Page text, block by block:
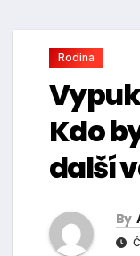
Rodina
Kdo
další
By